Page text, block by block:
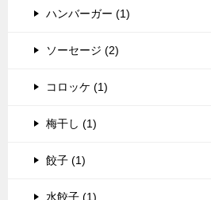
ハンバーガー (1)
ソーセージ (2)
コロッケ (1)
梅干し (1)
餃子 (1)
水餃子 (1)